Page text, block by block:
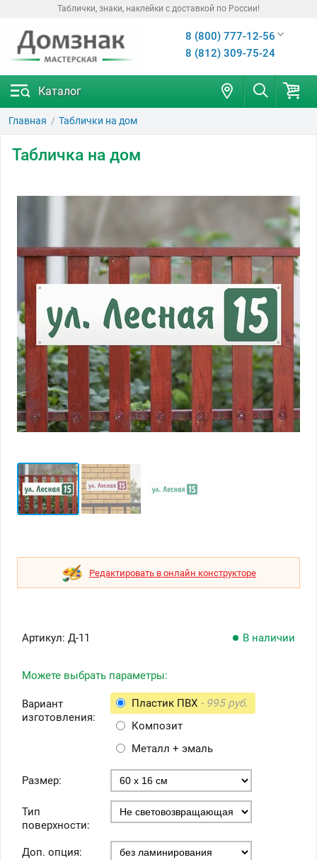
Таблички, знаки, наклейки с доставкой по России!
8 (800) 777-12-56
8 (812) 309-75-24
Каталог
Главная Таблички на дом
Табличка на дом
Редактировать в онлайн конструкторе
Артикул: Д-11 В наличии
Можете выбрать параметры:
Вариант
изготовления:
Пластик ПВХ - 995 руб.
Композит
Металл + эмаль
Размер:
Тип
поверхности:
Доп. опция: